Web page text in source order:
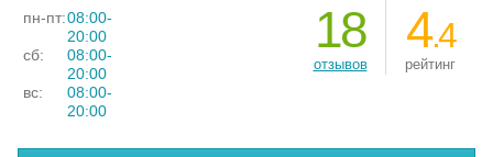
пн-пт:08:00-
20:00
сб:
08:00-
20:00
вс:
08:00-
20:00
18
отзывов
4.4
рейтинг